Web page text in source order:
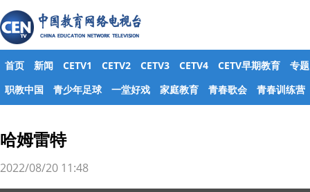
首页 新闻 CETV1 CETV2 CETV3 CETV4 CETV早期教育
专题
职教中国
青少年足球 一堂好戏 家庭教育 青春歌会 青春训练营
哈姆雷特
2022/08/20 11:48